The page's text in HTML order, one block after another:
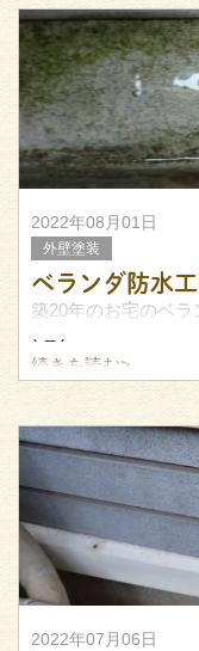
2022年08月01日
外壁塗装
ベランダ防
築20年のお宅のベ
ベランダのシート防
だような感じでし
ってみるました。
ベランダとシート全
続きを読む>
2022年07月06日